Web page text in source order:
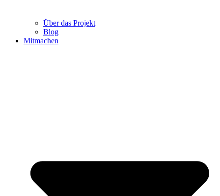
Über das Projekt
Blog
Mitmachen